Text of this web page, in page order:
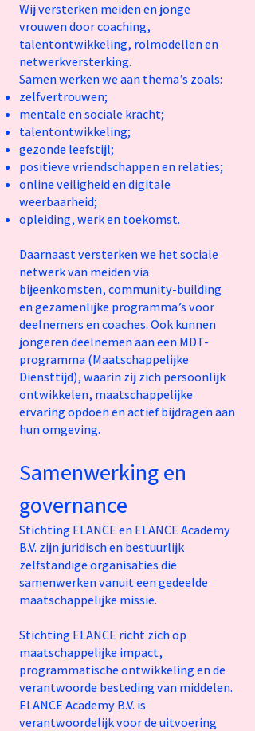
Wij versterken meiden en jonge
vrouwen door coaching,
talentontwikkeling, rolmodellen en
netwerkversterking.
Samen werken we aan thema’s zoals:
zelfvertrouwen;
mentale en sociale kracht;
talentontwikkeling;
gezonde leefstijl;
positieve vriendschappen en relaties;
online veiligheid en digitale
weerbaarheid;
opleiding, werk en toekomst.
Daarnaast versterken we het sociale
netwerk van meiden via
bijeenkomsten, community-building
en gezamenlijke programma’s voor
deelnemers en coaches. Ook kunnen
jongeren deelnemen aan een MDT-
programma (Maatschappelijke
Diensttijd), waarin zij zich persoonlijk
ontwikkelen, maatschappelijke
ervaring opdoen en actief bijdragen aan
hun omgeving.
Samenwerking en
governance
Stichting ELANCE en ELANCE Academy
B.V. zijn juridisch en bestuurlijk
zelfstandige organisaties die
samenwerken vanuit een gedeelde
maatschappelijke missie.
Stichting ELANCE richt zich op
maatschappelijke impact,
programmatische ontwikkeling en de
verantwoorde besteding van middelen.
ELANCE Academy B.V. is
verantwoordelijk voor de uitvoering